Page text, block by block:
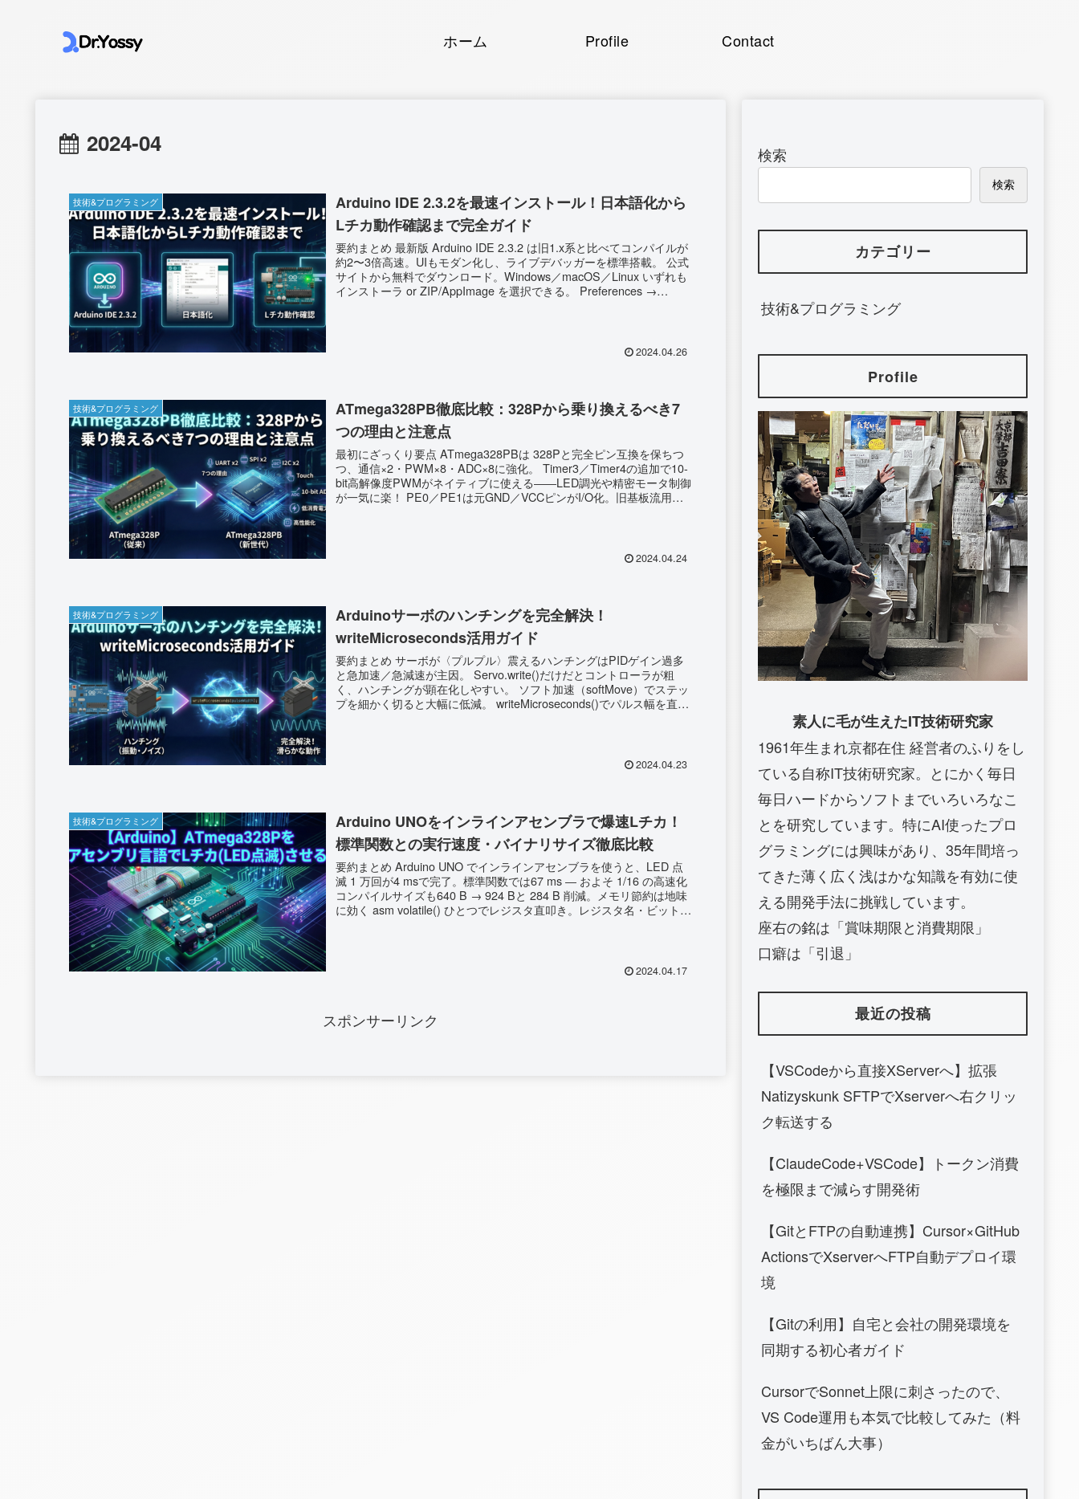
ホーム Profile Contact
2024-04
技術&プログラミング
Arduino IDE 2.3.2を最速インストール！日本語化から
Lチカ動作確認まで完全ガイド
要約まとめ 最新版 Arduino IDE 2.3.2 は旧1.x系と比べてコンパイルが
約2〜3倍高速。UIもモダン化し、ライブデバッガーを標準搭載。 公式
サイトから無料でダウンロード。Windows／macOS／Linux いずれも
インストーラ or ZIP/AppImage を選択できる。 Preferences →
2024.04.26
技術&プログラミング
ATmega328PB徹底比較：328Pから乗り換えるべき7
つの理由と注意点
最初にざっくり要点 ATmega328PBは 328Pと完全ピン互換を保ちつ
つ、通信×2・PWM×8・ADC×8に強化。 Timer3／Timer4の追加で10-
bit高解像度PWMがネイティブに使える――LED調光や精密モータ制御
が一気に楽！ PE0／PE1は元GND／VCCピンがI/O化。旧基板流用派
2024.04.24
技術&プログラミング
Arduinoサーボのハンチングを完全解決！
writeMicroseconds活用ガイド
要約まとめ サーボが〈プルプル〉震えるハンチングはPIDゲイン過多
と急加速／急減速が主因。 Servo.write()だけだとコントローラが粗
く、ハンチングが顕在化しやすい。 ソフト加速（softMove）でステッ
プを細かく切ると大幅に低減。 writeMicroseconds()でパルス幅を直接
D（微分）成分が効きすぎ＋速度ステップが粗すぎ」で起こる軽い振
2024.04.23
技術&プログラミング
Arduino UNOをインラインアセンブラで爆速Lチカ！
標準関数との実行速度・バイナリサイズ徹底比較
要約まとめ Arduino UNO でインラインアセンブラを使うと、LED 点
滅 1 万回が4 msで完了。標準関数では67 ms ― およそ 1/16 の高速化
コンパイルサイズも640 B → 924 Bと 284 B 削減。メモリ節約は地味
に効く asm volatile() ひとつでレジスタ直叩き。レジスタ名・ビット位
2024.04.17
スポンサーリンク
検索
検索
カテゴリー
技術&プログラミング
Profile
素人に毛が生えたIT技術研究家
1961年生まれ京都在住 経営者のふりをし
ている自称IT技術研究家。とにかく毎日
毎日ハードからソフトまでいろいろなこ
とを研究しています。特にAI使ったプロ
グラミングには興味があり、35年間培っ
てきた薄く広く浅はかな知識を有効に使
える開発手法に挑戦しています。
座右の銘は「賞味期限と消費期限」
口癖は「引退」
最近の投稿
【VSCodeから直接XServerへ】拡張
Natizyskunk SFTPでXserverへ右クリッ
ク転送する
【ClaudeCode+VSCode】トークン消費
を極限まで減らす開発術
【GitとFTPの自動連携】Cursor×GitHub
ActionsでXserverへFTP自動デプロイ環
境
【Gitの利用】自宅と会社の開発環境を
同期する初心者ガイド
CursorでSonnet上限に刺さったので、
VS Code運用も本気で比較してみた（料
金がいちばん大事）